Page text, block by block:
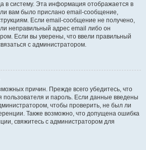
в систему. Эта информация отображается в
вам было прислано email-сообщение,
Если email-сообщение не получено,
неправильный адрес email либо он
Если вы уверены, что ввели правильный
с администратором.
причин. Прежде всего убедитесь, что
пользователя и пароль. Если данные введены
чтобы проверить, не был ли
Также возможно, что допущена ошибка
свяжитесь с администратором для